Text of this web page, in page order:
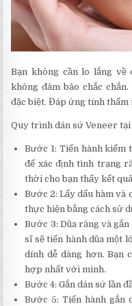
Bạn không cần lo lắng về
không đảm bảo chắc
đặc biệt. Đáp ứng tính thẩm
Quy trình dán sứ Veneer
Bước 1: Tiến hành
để xác định tình trạng
thời cho bạn thấy kết
Bước 2: Lấy dấu hàm và
thực hiện bằng cách sử
Bước 3: Dũa răng và
sĩ sẽ tiến hành dũa một
dính dễ dàng hơn. Bạn
hợp nhất với mình.
Bước 4: Gắn dán sứ lần
Bước 5: Tiến hành gắn